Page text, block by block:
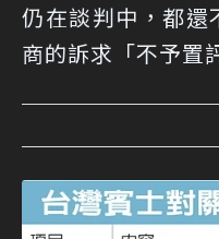
仍在談判中，都還
商的訴求「不予置